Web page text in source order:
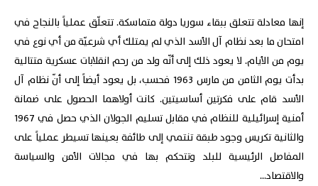
إنها معادلة تتعلق ببقاء سوريا دولة متماسكة. تتعلّق عملياً بالنجاح في
امتحان ما بعد نظام آل الأسد الذي لم يمتلك أي شرعيّة من أي نوع في
يوم من الأيام. لا يعود ذلك إلى أنّه ولد من رحم انقلابات عسكرية متتالية
بدأت يوم الثامن من مارس 1963 فحسب، بل يعود أيضاً إلى أنّ نظام آل
الأسد قام على فكرتين أساسيتين. كانت أولاهما الحصول على ضمانة
أمنية إسرائيلية للنظام في مقابل تسليم الجولان الذي حصل في 1967
والثانية تكريس وجود طبقة تنتمي إلى طائفة بعينها تسيطر عملياً على
المفاصل الرئيسية للبلد وتتحكم بها في مجالات الأمن والسياسة
والاقتصاد...